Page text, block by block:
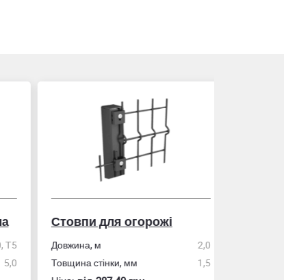
Стовпи для огорожі
Довжина, м
Товщина стінки, мм